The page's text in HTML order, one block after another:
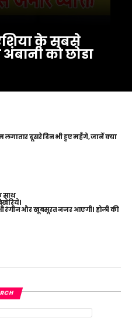
के सबसे
को छोडा
लगातार दूसरे दिन भी हुए महँगे, जानें क्या
साथ
रंगीन और खूबसूरत नजर आएगी। होली की